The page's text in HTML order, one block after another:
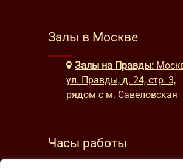
Залы в Москве
Залы на Правды:
ул. Правды, д. 24, стр. 3,
рядом с м. Савеловская
Часы работы